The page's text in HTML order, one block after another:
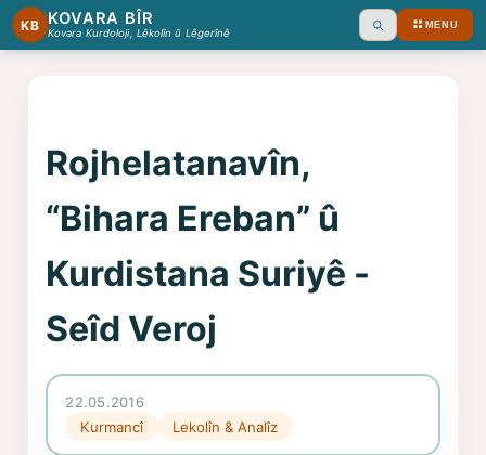
KB KOVARA BÎR
Kovara Kurdoloji, Lêkolîn û Lêgerînê Ara MENU
Rojhelatanavîn,
“Bihara Ereban” û
Kurdistana Suriyê -
Seîd Veroj
22.05.2016
Kurmancî
Lekolîn & Analîz